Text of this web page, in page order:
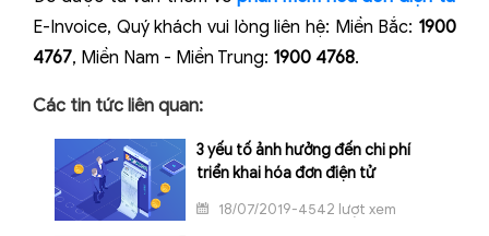
E-Invoice, Quý khách vui lòng liên hệ: Miền Bắc: 1900
4767, Miền Nam - Miền Trung: 1900 4768.
Các tin tức liên quan:
3 yếu tố ảnh hưởng đến chi phí
triển khai hóa đơn điện tử
18/07/2019-4542 lượt xem